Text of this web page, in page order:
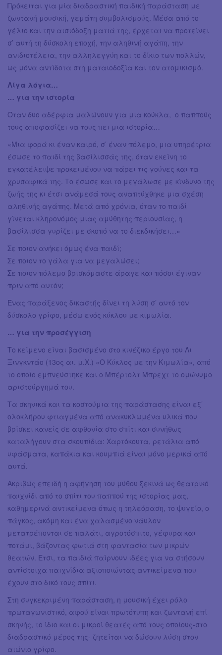
Πρόκειται για μία διαδραστική παιδική παράσταση με
ζωντανή μουσική, γεμάτη συμβολισμούς. Μέσα από το
γέλιο και την αισιόδοξη ματιά της, έρχεται να προτείνει
σ’ αυτή τη δύσκολη εποχή, την αληθινή αγάπη, την
ανιδιοτέλεια, την αλληλεγγύη και το δίκιο των πολλών,
ως μόνα αντίδοτα στη ματαιοδοξία και τον ατομικισμό.
Λίγα λόγια…
… για την ιστορία
Όταν δυο αδέρφια μαλώνουν για μια κούκλα, ο παππούς
τους αποφασίζει να τους πει μια ιστορία…
«Μια φορά κι έναν καιρό, σ’ έναν πόλεμο, μια υπηρέτρια
έσωσε το παιδί της βασίλισσάς της, όταν εκείνη το
εγκατέλειψε προκειμένου να πάρει τις γούνες και τα
χρυσαφικά της. Το έσωσε και το μεγάλωσε με κίνδυνο της
ζωής της κι έτσι ανάμεσά τους αναπτύχθηκε μια σχέση
αληθινής αγάπης. Μετά από χρόνια, όταν το παιδί
γίνεται κληρονόμος μιας αμύθητης περιουσίας, η
βασίλισσα γυρίζει με σκοπό να το διεκδικήσει…»
Σε ποιον ανήκει όμως ένα παιδί;
Σε ποιον το γάλα για να μεγαλώσει;
Σε ποιον πόλεμο βρισκόμαστε άραγε και πόσοι έγιναν
πριν από αυτόν;
Ένας παράξενος δικαστής δίνει τη λύση σ’ αυτό τον
δύσκολο γρίφο, μέσω ενός κύκλου με κιμωλία.
… για την προσέγγιση
Το κείμενο είναι βασισμένο στο κινέζικο έργο του Λι
Ξινγκντάο (13ος αι. μ.Χ.) «Ο Κύκλος με την Κιμωλία», από
το οποίο εμπνεύστηκε και ο Μπέρτολτ Μπρεχτ το ομώνυμο
αριστούργημά του.
Τα σκηνικά και τα κοστούμια της παράστασης είναι εξ’
ολοκλήρου φτιαγμένα από ανακυκλωμένα υλικά που
βρίσκει κανείς σε αφθονία στο σπίτι και συνήθως
καταλήγουν στα σκουπίδια: Χαρτόκουτα, ρετάλια από
υφάσματα, καπάκια και κουμπιά είναι μόνο μερικά από
αυτά.
Ακριβώς επειδή η αφήγηση του μύθου ξεκινά ως θεατρικό
παιχνίδι από το σπίτι του παππού της ιστορίας μας,
καθημερινά αντικείμενα όπως η τηλεόραση, το ψυγείο, ο
πάγκος, ακόμη και ένα χαλασμένο νάυλον
μετατρέπονται σε παλάτι, αγροτόσπιτο, γέφυρα και
ποτάμι, βάζοντας φωτιά στη φαντασία των μικρών
θεατών. Έτσι, τα παιδιά παίρνουν ιδέες για να στήσουν
αντίστοιχα παιχνίδια αξιοποιώντας αντικείμενα που
έχουν στο δικό τους σπίτι.
Στη συγκεκριμένη παράσταση, η μουσική έχει ρόλο
πρωταγωνιστικό, αφού είναι πρωτότυπη και ζωντανή επί
σκηνής, το ίδιο και οι μικροί θεατές από τους οποίους-στο
διαδραστικό μέρος της- ζητείται να δώσουν λύση στον
αιώνιο γρίφο.